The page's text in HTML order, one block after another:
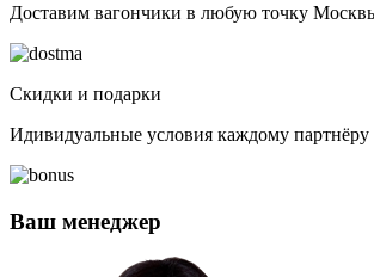
Доставим вагончики в любую точку
Скидки и подарки
Идивидуальные условия каждому партнёру
Ваш менеджер